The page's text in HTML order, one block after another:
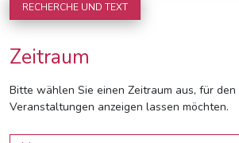
RECHERCHE UND TEXT
Zeitraum
Bitte wählen Sie einen Zeitraum aus, für den
Veranstaltungen anzeigen lassen möchten.